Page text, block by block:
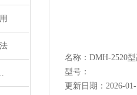
技术使用方法
型号：
更新日期：2026-